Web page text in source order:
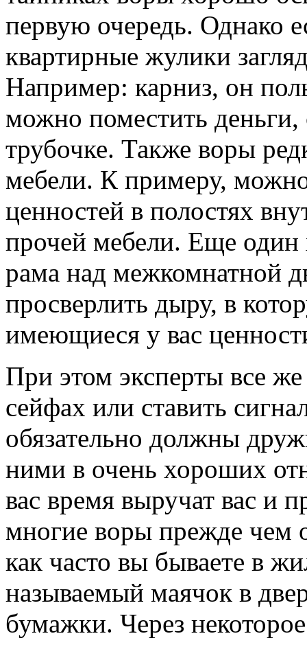
первую очередь. Однако
квартирные жулики
Например: карниз, он
можно поместить деньги,
трубочке. Также воры
мебели. К примеру,
ценностей в полостях
прочей мебели. Еще один
рама над межкомнатной
просверлить дыру, в
имеющиеся у вас
При этом эксперты все
сейфах или ставить
обязательно должны
ними в очень хороших
вас время выручат вас и
многие воры прежде чем
как часто вы бываете в
называемый маячок в
бумажки. Через